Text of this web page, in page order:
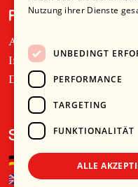
Recht und Ordnung
AGB
Impressum
Datenschutz
Sprache
🇩🇪
Deutsch
🇬🇧
Englisch
Nutzung ihrer Dienste
UNBEDINGT
PERFORMANCE
TARGETING
FUNKTIONALITÄT
ALLE